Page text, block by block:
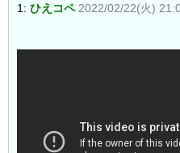
1: ひえコペ 2022/02/22(火)